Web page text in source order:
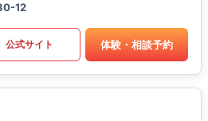
12
公式サイト 体験・相談予約